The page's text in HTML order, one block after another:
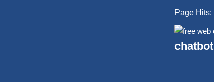
Page Hits:
chatbot